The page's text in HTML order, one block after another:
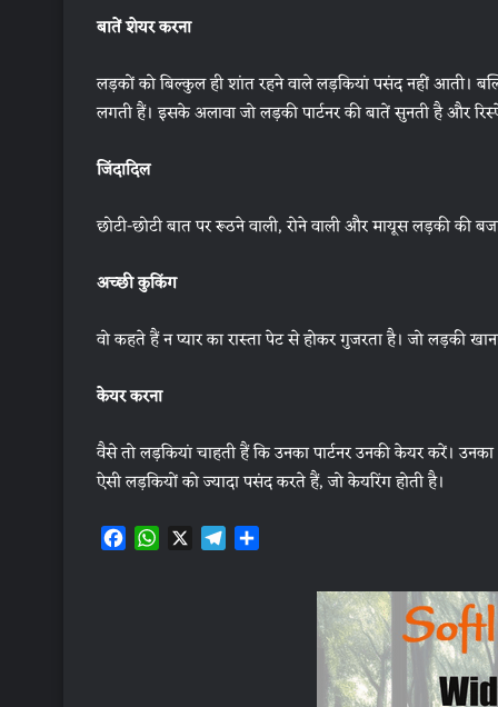
बातें शेयर करना
लड़कों को बिल्कुल ही शांत रहने वाले लड़कियां पसंद नहीं आती।
लगती हैं। इसके अलावा जो लड़की पार्टनर की बातें सुनती है और
जिंदादिल
छोटी-छोटी बात पर रूठने वाली, रोने वाली और मायूस लड़की की
अच्छी कुकिंग
वो कहते हैं न प्यार का रास्ता पेट से होकर गुजरता है। जो लड़की
केयर करना
वैसे तो लड़कियां चाहती हैं कि उनका पार्टनर उनकी केयर करें।
ऐसी लड़कियों को ज्यादा पसंद करते हैं, जो केयरिंग होती है।
F W X T